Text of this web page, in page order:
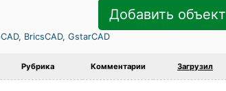
Добавить объект
BricsCAD, GstarCAD
Рубрика Комментарии Загрузил